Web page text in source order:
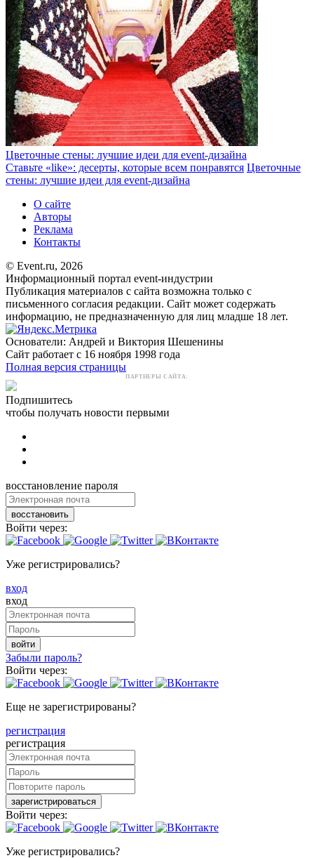
Цветочные стены: лучшие идеи для event-дизайна
Ставьте «like»: десерты, которые всем понравятся Цветочные
стены: лучшие идеи для event-дизайна
О сайте
Авторы
Реклама
Контакты
© Event.ru, 2026
Информационный портал event-индустрии
Публикация материалов с сайта возможна только с
письменного согласия редакции. Сайт может содержать
информацию, не предназначенную для лиц младше 18 лет.
Основатели: Андрей и Виктория Шешенины
Сайт работает с 16 ноября 1998 года
Полная версия страницы
ПАРТНЕРЫ САЙТА:
Подпишитесь
чтобы получать новости первыми
восстановление пароля
восстановить
Войти через:
Уже регистрировались?
вход
вход
войти
Забыли пароль?
Войти через:
Еще не зарегистрированы?
регистрация
регистрация
зарегистрироваться
Войти через:
Уже регистрировались?